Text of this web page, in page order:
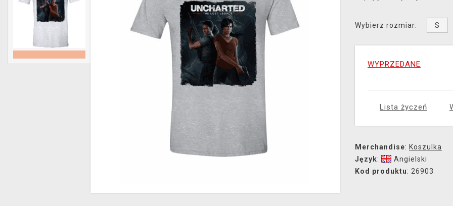
Wybierz rozmiar: S
WYPRZEDANE
Lista życzeń
Merchandise: Koszulka
Język:
Angielski
Kod produktu: 26903